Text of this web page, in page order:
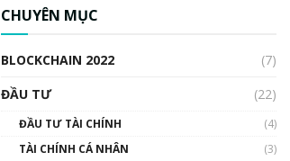
uptrend trong năm 2023? |
Phổ cập Blockchain
00:02:14
CHUYÊN MỤC
BLOCKCHAIN 2022
(7)
ĐẦU TƯ
(22)
ĐẦU TƯ TÀI CHÍNH
(4)
TÀI CHÍNH CÁ NHÂN
(3)